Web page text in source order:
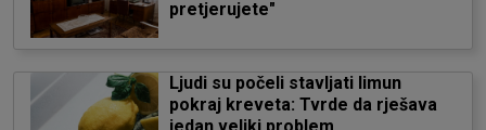
pretjerujete"
Ljudi su počeli stavljati limun
pokraj kreveta: Tvrde da rješava